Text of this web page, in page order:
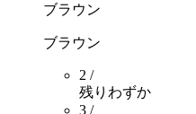
ブラウン
ブラウン
2 /
残りわずか
3 /